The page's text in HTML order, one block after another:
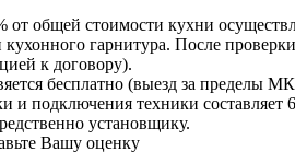
от общей стоимости кухни
кухонного гарнитура. После
к договору).
бесплатно (выезд за пределы
и подключения техники
установщику.
Вашу оценку